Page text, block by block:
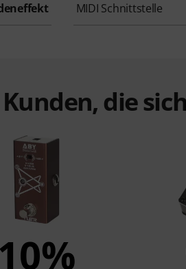
MIDI Schnittstelle
die
10%